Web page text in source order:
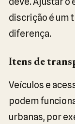
discrição é um
diferença.
Itens de
Veículos e
podem
urbanas, por